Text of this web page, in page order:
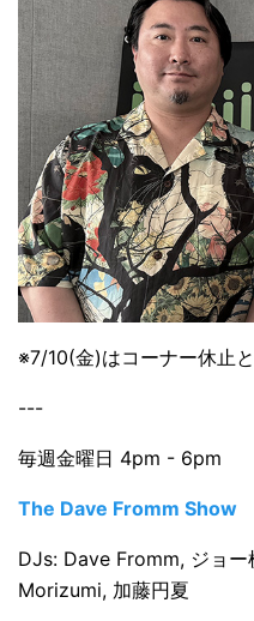
※7/10(金)はコーナー休止と
---
毎週金曜日 4pm - 6pm
The Dave Fromm Show
DJs: Dave Fromm, ジョー
Morizumi, 加藤円夏